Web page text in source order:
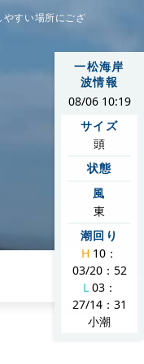
一松海岸
波情報
08/06 10:19
サイズ
頭
状態
風
東
潮回り
H 10：
03/20：52
L03：
27/14：31
小潮
すい場所にござ